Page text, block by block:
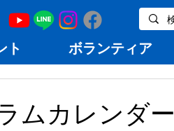
ト ボランティア
ムカレンダー